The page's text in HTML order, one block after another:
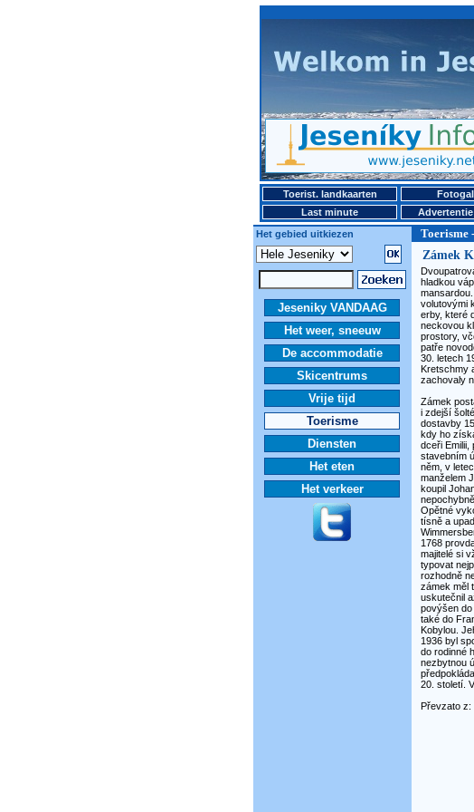
Toerist. landkaarten
Last minute
Het gebied uitkiezen
Toerisme
Jeseniky VANDAAG
Het weer, sneeuw
De accommodatie
Skicentrums
Vrije tijd
Toerisme
Diensten
Het eten
Het verkeer
Zámek
hladkou
volutovými
erby, které
neckovou
prostory,
patře
30. letech
Kretschmy
zachovaly
Zámek
i zdejší
dostavby
kdy ho
dceři Emilii,
stavebním
něm, v
manželem
koupil
Opětné
tísně a
1768
majitelé si
typovat
rozhodně
zámek měl
uskutečnil
povýšen do
také do
Kobylou.
1936 byl
do rodinné
nezbytnou
20. století.
Převzato z: